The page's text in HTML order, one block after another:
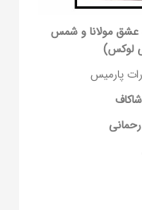
عشق مولانا و شمس
لوکس)
پارمیس